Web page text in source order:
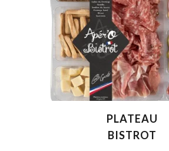
PLATEAU
BISTROT